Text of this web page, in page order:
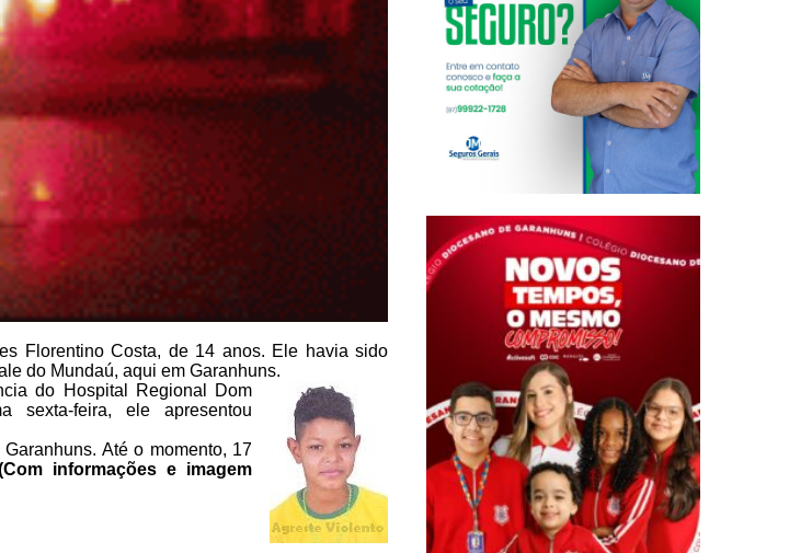
Florentino Costa, de 14 anos. Ele havia sido
do Mundaú, aqui em Garanhuns.
do Hospital Regional Dom
sexta-feira, ele apresentou
Até o momento, 17
informações e imagem